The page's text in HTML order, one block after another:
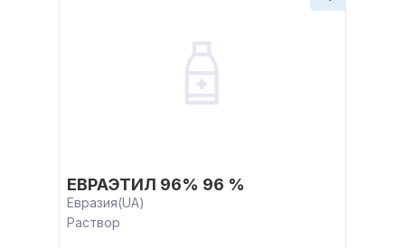
ЕВРАЭТИЛ 96% 96 %
Евразия(UA)
Раствор